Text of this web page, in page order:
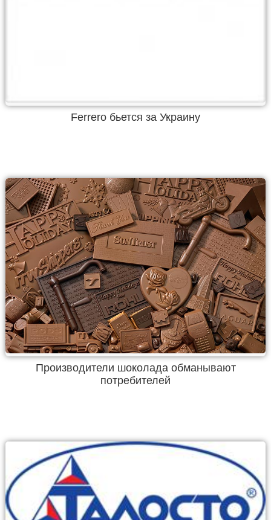
Ferrero бьется за Украину
Производители шоколада обманывают
потребителей